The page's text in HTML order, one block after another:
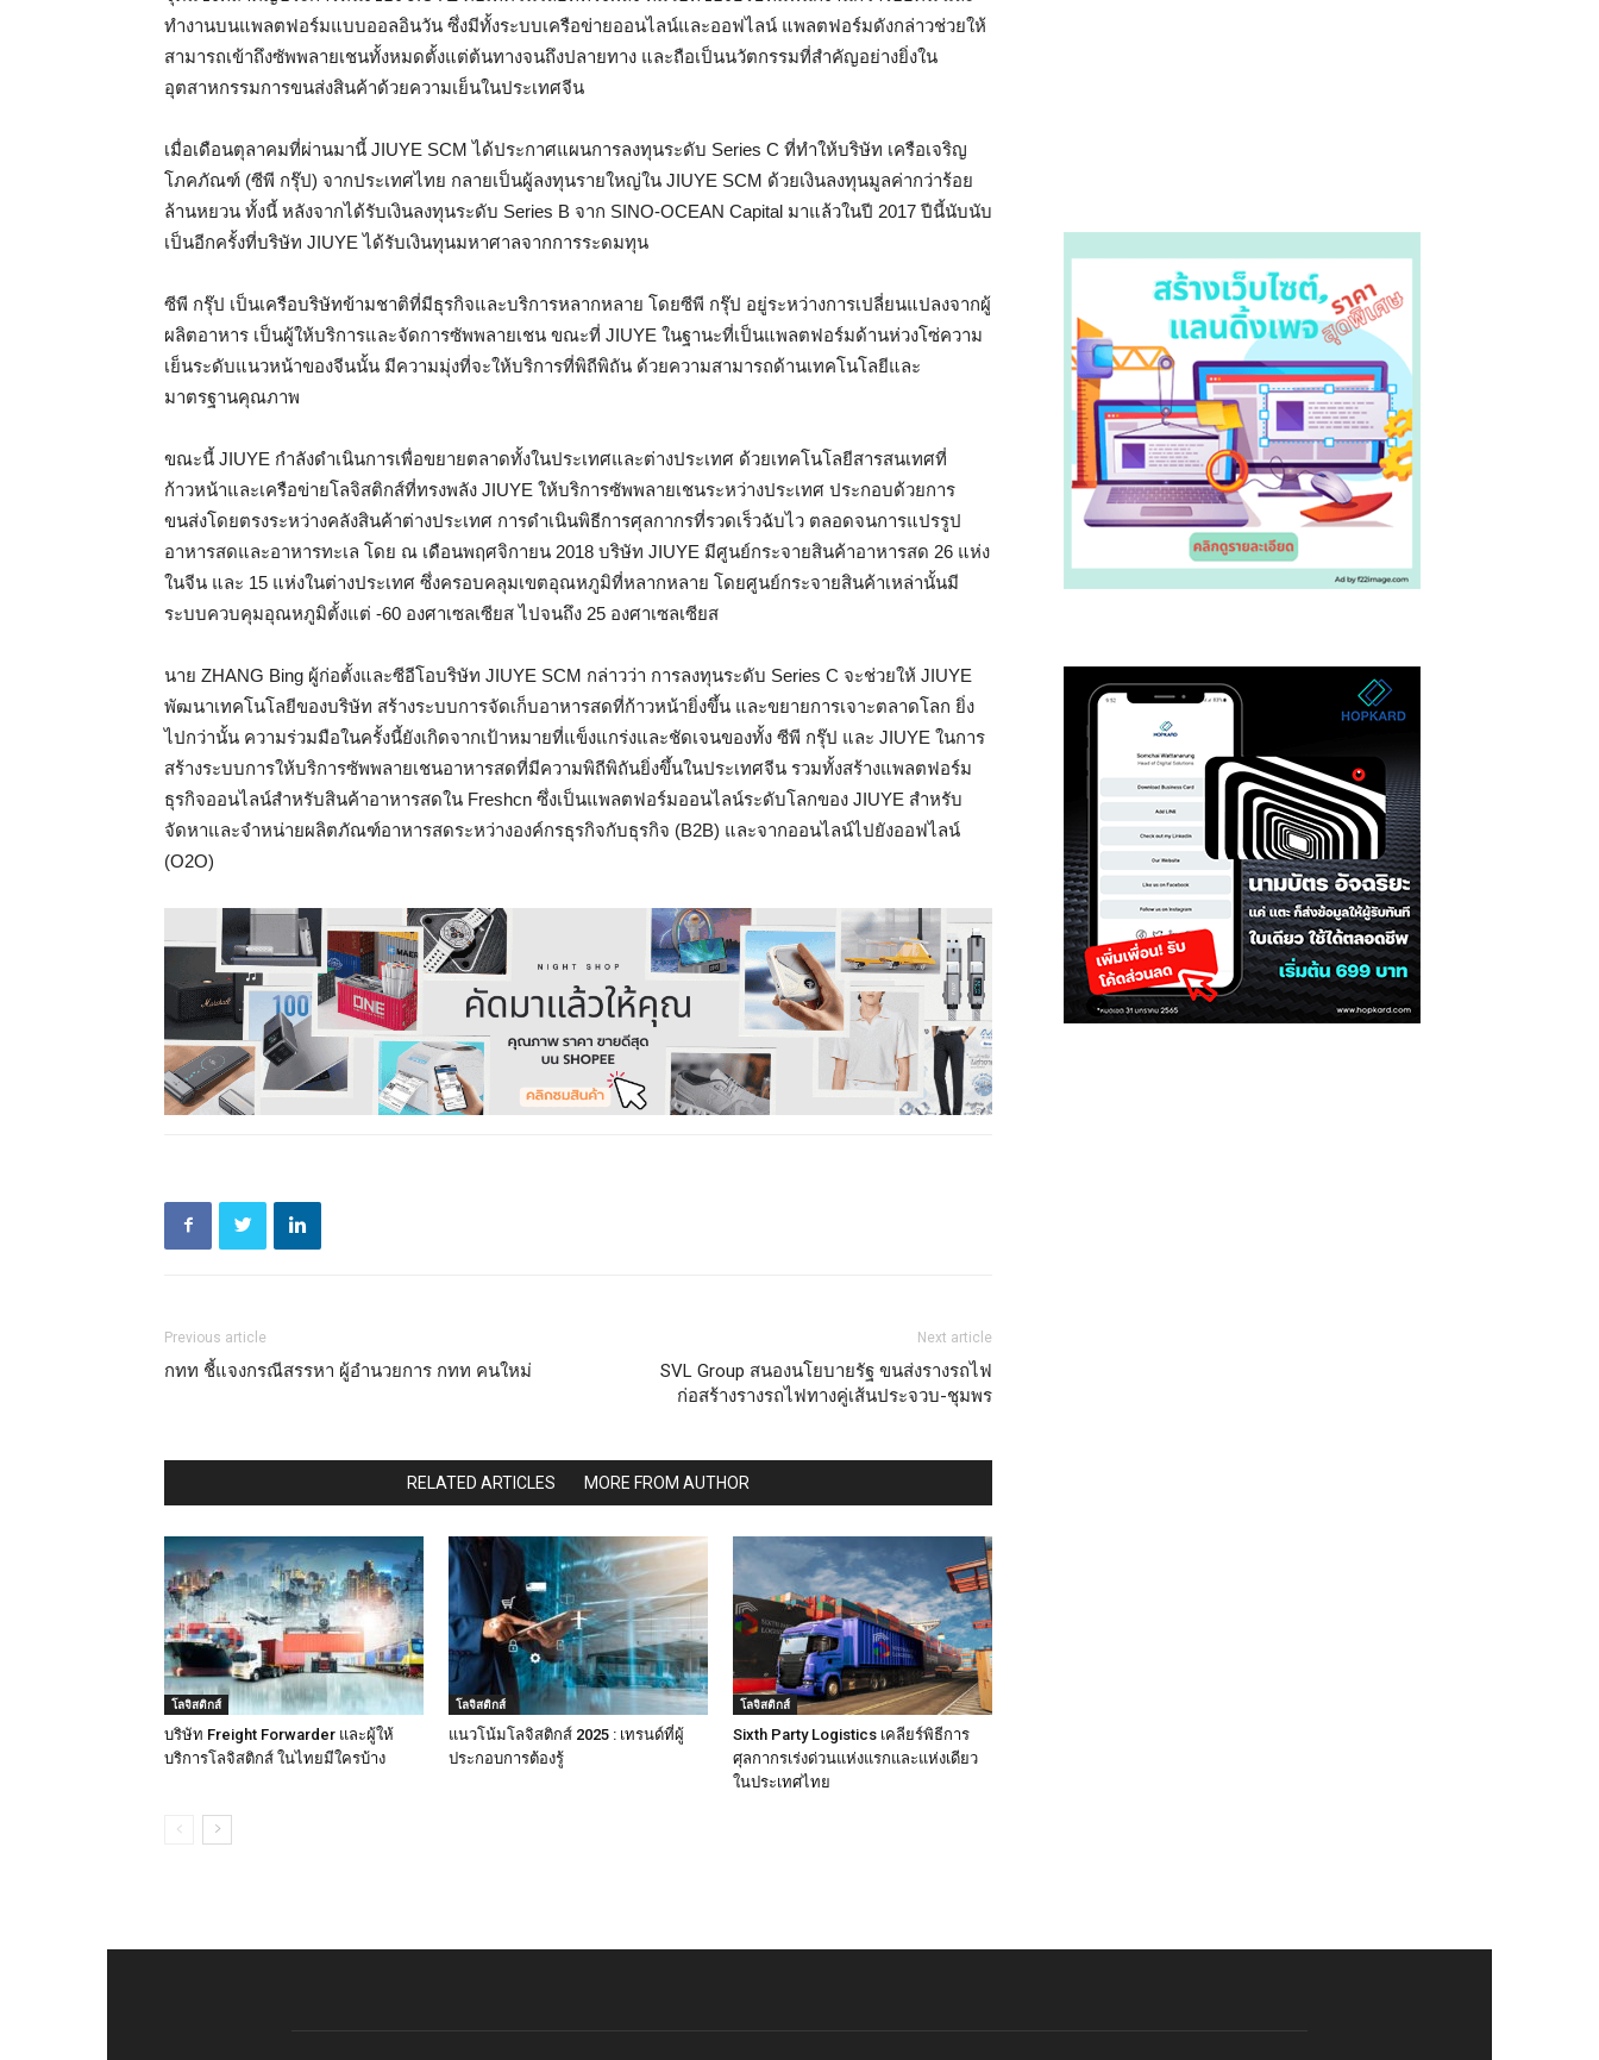
ทำงานบนแพลตฟอร์มแบบออลอินวัน ซึ่งมีทั้งระบบเครือข่ายออนไลน์และออฟไลน์ แพลตฟอร์มดังกล่าวช่วยให้
สามารถเข้าถึงซัพพลายเชนทั้งหมดตั้งแต่ต้นทางจนถึงปลายทาง และถือเป็นนวัตกรรมที่สำคัญอย่างยิ่งใน
อุตสาหกรรมการขนส่งสินค้าด้วยความเย็นในประเทศจีน
เมื่อเดือนตุลาคมที่ผ่านมานี้ JIUYE SCM ได้ประกาศแผนการลงทุนระดับ Series C ที่ทำให้บริษัท เครือเจริญ
โภคภัณฑ์ (ซีพี กรุ๊ป) จากประเทศไทย กลายเป็นผู้ลงทุนรายใหญ่ใน JIUYE SCM ด้วยเงินลงทุนมูลค่ากว่าร้อย
ล้านหยวน ทั้งนี้ หลังจากได้รับเงินลงทุนระดับ Series B จาก SINO-OCEAN Capital มาแล้วในปี 2017 ปีนี้นับนับ
เป็นอีกครั้งที่บริษัท JIUYE ได้รับเงินทุนมหาศาลจากการระดมทุน
ซีพี กรุ๊ป เป็นเครือบริษัทข้ามชาติที่มีธุรกิจและบริการหลากหลาย โดยซีพี กรุ๊ป อยู่ระหว่างการเปลี่ยนแปลงจากผู้
ผลิตอาหาร เป็นผู้ให้บริการและจัดการซัพพลายเชน ขณะที่ JIUYE ในฐานะที่เป็นแพลตฟอร์มด้านห่วงโซ่ความ
เย็นระดับแนวหน้าของจีนนั้น มีความมุ่งที่จะให้บริการที่พิถีพิถัน ด้วยความสามารถด้านเทคโนโลยีและ
มาตรฐานคุณภาพ
ขณะนี้ JIUYE กำลังดำเนินการเพื่อขยายตลาดทั้งในประเทศและต่างประเทศ ด้วยเทคโนโลยีสารสนเทศที่
ก้าวหน้าและเครือข่ายโลจิสติกส์ที่ทรงพลัง JIUYE ให้บริการซัพพลายเชนระหว่างประเทศ ประกอบด้วยการ
ขนส่งโดยตรงระหว่างคลังสินค้าต่างประเทศ การดำเนินพิธีการศุลกากรที่รวดเร็วฉับไว ตลอดจนการแปรรูป
อาหารสดและอาหารทะเล โดย ณ เดือนพฤศจิกายน 2018 บริษัท JIUYE มีศูนย์กระจายสินค้าอาหารสด 26 แห่ง
ในจีน และ 15 แห่งในต่างประเทศ ซึ่งครอบคลุมเขตอุณหภูมิที่หลากหลาย โดยศูนย์กระจายสินค้าเหล่านั้นมี
ระบบควบคุมอุณหภูมิตั้งแต่ -60 องศาเซลเซียส ไปจนถึง 25 องศาเซลเซียส
นาย ZHANG Bing ผู้ก่อตั้งและซีอีโอบริษัท JIUYE SCM กล่าวว่า การลงทุนระดับ Series C จะช่วยให้ JIUYE
พัฒนาเทคโนโลยีของบริษัท สร้างระบบการจัดเก็บอาหารสดที่ก้าวหน้ายิ่งขึ้น และขยายการเจาะตลาดโลก ยิ่ง
ไปกว่านั้น ความร่วมมือในครั้งนี้ยังเกิดจากเป้าหมายที่แข็งแกร่งและชัดเจนของทั้ง ซีพี กรุ๊ป และ JIUYE ในการ
สร้างระบบการให้บริการซัพพลายเชนอาหารสดที่มีความพิถีพิถันยิ่งขึ้นในประเทศจีน รวมทั้งสร้างแพลตฟอร์ม
ธุรกิจออนไลน์สำหรับสินค้าอาหารสดใน Freshcn ซึ่งเป็นแพลตฟอร์มออนไลน์ระดับโลกของ JIUYE สำหรับ
จัดหาและจำหน่ายผลิตภัณฑ์อาหารสดระหว่างองค์กรธุรกิจกับธุรกิจ (B2B) และจากออนไลน์ไปยังออฟไลน์
(O2O)
Previous article
กทท ชี้แจงกรณีสรรหา ผู้อำนวยการ กทท คนใหม่
Next article
SVL Group สนองนโยบายรัฐ ขนส่งรางรถไฟ
ก่อสร้างรางรถไฟทางคู่เส้นประจวบ-ชุมพร
RELATED ARTICLES MORE FROM AUTHOR
โลจิสติกส์
บริษัท Freight Forwarder และผู้ให้
บริการโลจิสติกส์ ในไทยมีใครบ้าง
โลจิสติกส์
แนวโน้มโลจิสติกส์ 2025 : เทรนด์ที่ผู้
ประกอบการต้องรู้
โลจิสติกส์
Sixth Party Logistics เคลียร์พิธีการ
ศุลกากรเร่งด่วนแห่งแรกและแห่งเดียว
ในประเทศไทย